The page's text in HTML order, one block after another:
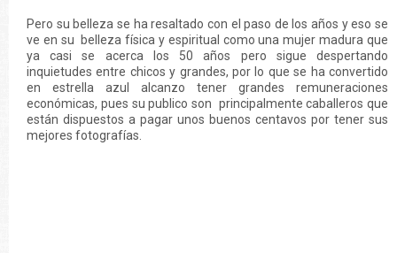
Pero su belleza se ha resaltado con el paso de los años y eso se
ve en su belleza física y espiritual como una mujer madura que
ya casi se acerca los 50 años pero sigue despertando
inquietudes entre chicos y grandes, por lo que se ha convertido
en estrella azul alcanzo tener grandes remuneraciones
económicas, pues su publico son principalmente caballeros que
están dispuestos a pagar unos buenos centavos por tener sus
mejores fotografías.